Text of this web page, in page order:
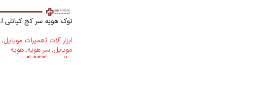
نوک هویه سر کج کیانلی QIANLI
ابزار آلات تعمیرات موبایل,
موبایل,سر هویه,هویه
ریال